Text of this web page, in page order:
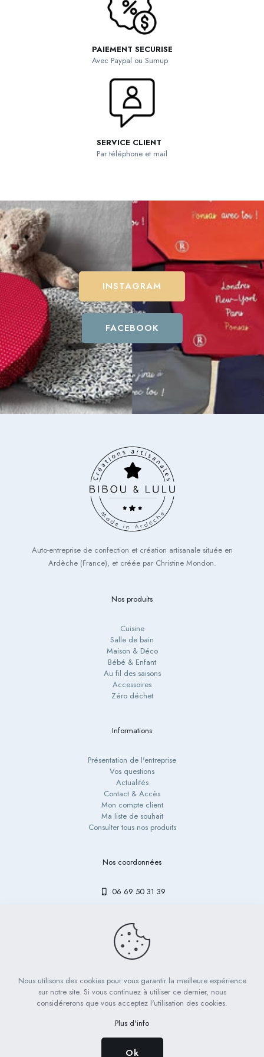
PAIEMENT SECURISE
Avec Paypal ou Sumup
SERVICE CLIENT
Par téléphone et mail
INSTAGRAM
FACEBOOK
Auto-entreprise de confection et création artisanale située en
Ardèche (France), et créée par Christine Mondon.
Nos produits
Cuisine
Salle de bain
Maison & Déco
Bébé & Enfant
Au fil des saisons
Accessoires
Zéro déchet
Informations
Présentation de l'entreprise
Vos questions
Actualités
Contact & Accès
Mon compte client
Ma liste de souhait
Consulter tous nos produits
Nos coordonnées
06 69 50 31 39
© 2023 Bibou & Lulu - Tous droits réservés | Réalisé par
LICOM
Développement
Nous utilisons des cookies pour vous garantir la meilleure expérience
sur notre site. Si vous continuez à utiliser ce dernier, nous
considérerons que vous acceptez l'utilisation des cookies.
Plus d'info
Ok